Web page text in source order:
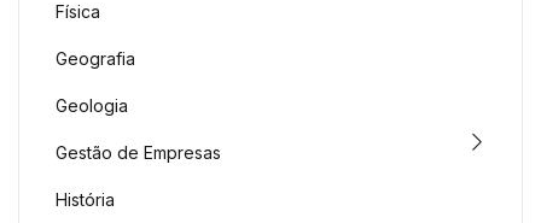
Física
Geografia
Geologia
Gestão de Empresas
História